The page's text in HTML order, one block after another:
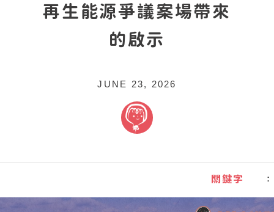
再生能源爭議案場帶來
的啟示
JUNE 23, 2026
關鍵字 ：